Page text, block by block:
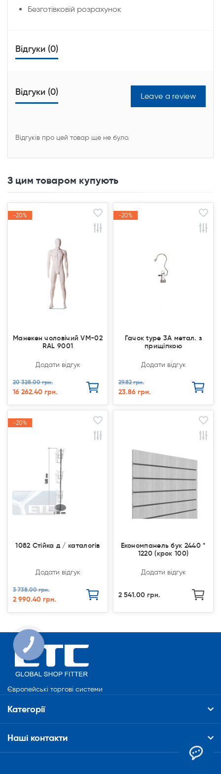
Безготівковій розрахунок
Відгуки (0)
Відгуки (0) Leave a review
Відгуків про цей товар ще не було.
З цим товаром купують
-20%
-20%
Манекен чоловічий VM-02
RAL 9001
Додати відгук
20 328.00 грн.
16 262.40 грн.
-20%
-20%
Гачок type 3А метал. з
прищіпкою
Додати відгук
29.82 грн.
23.86 грн.
-20%
-20%
1082 Стійка д / каталогів
Додати відгук
3 738.00 грн.
2 990.40 грн.
Економпанель бук 2440 *
1220 (крок 100)
Додати відгук
2 541.00 грн.
Європейські торгові системи
Категорії
Наші контакти
КНОПКА
СВЯЗИ